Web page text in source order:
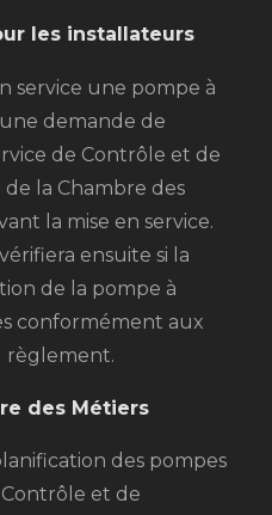
les installateurs
service une pompe à
demande de
de Contrôle et de
la Chambre des
la mise en service.
ensuite si la
de la pompe à
conformément aux
règlement.
des Métiers
des pompes
et de